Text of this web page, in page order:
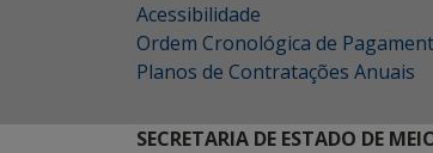
Acessibilidade
Ordem Cronológica de
Planos de Contratações Anuais
SECRETARIA DE ESTADO DE